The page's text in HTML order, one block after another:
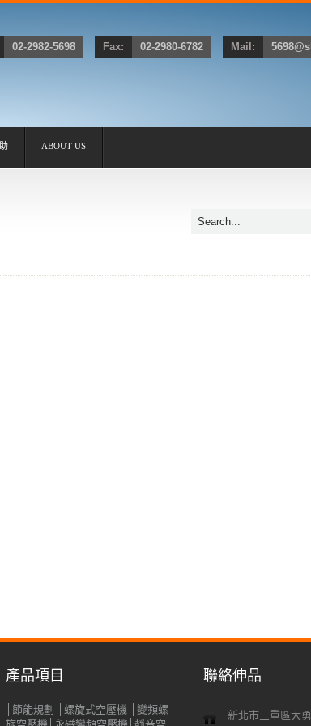
02-2982-5698 Fax: 02-2980-6782 Mail:
ABOUT US
產品項目
│節能規劃 │螺旋式空壓機 │變頻螺
聯絡伸品
新北市三重區大